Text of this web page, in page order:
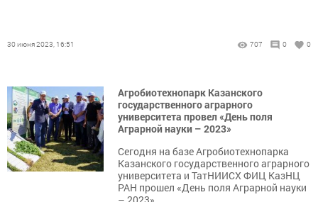
30 июня 2023, 16:51 707 0 0
Агробиотехнопарк Казанского
государственного аграрного
университета провел «День поля
Аграрной науки – 2023»
Сегодня на базе Агробиотехнопарка
Казанского государственного аграрного
университета и ТатНИИСХ ФИЦ КазНЦ
РАН прошел «День поля Аграрной науки